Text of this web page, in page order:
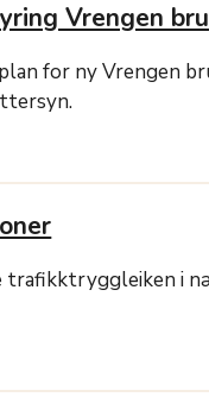
Vrengen bru
for ny Vrengen
trafikktryggleiken i